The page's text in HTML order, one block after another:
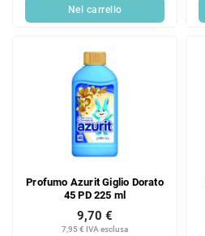
Nel carrello
Profumo Azurit Giglio Dorato
45 PD 225 ml
7,95 € IVA esclusa
9,70 €